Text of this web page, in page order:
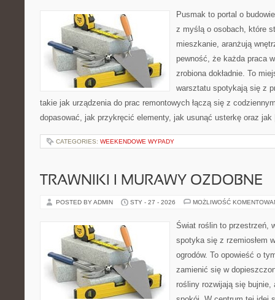
Pusmak to portal o
z myślą o osobach, które
mieszkanie, aranżują
pewność, że każda praca
zrobiona dokładnie. To
warsztatu spotykają się z
takie jak urządzenia do prac remontowych łączą się z
dopasować, jak przykręcić elementy, jak usunąć usterkę oraz
CATEGORIES: WEEKENDOWE WYPADY
TRAWNIKI I MURAWY OZDOBNE
POSTED BY ADMIN STY - 27 - 2026 MOŻLIWOŚĆ
Świat roślin to przestrzeń,
spotyka się z rzemiosłem
ogrodów. To opowieść o
zamienić się w
rośliny rozwijają się bujnie,